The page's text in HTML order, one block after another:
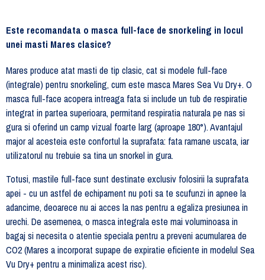
Este recomandata o masca full-face de snorkeling in locul
unei masti Mares clasice?
Mares produce atat masti de tip clasic, cat si modele full-face
(integrale) pentru snorkeling, cum este masca Mares Sea Vu Dry+. O
masca full-face acopera intreaga fata si include un tub de respiratie
integrat in partea superioara, permitand respiratia naturala pe nas si
gura si oferind un camp vizual foarte larg (aproape 180°). Avantajul
major al acesteia este confortul la suprafata: fata ramane uscata, iar
utilizatorul nu trebuie sa tina un snorkel in gura.
Totusi, mastile full-face sunt destinate exclusiv folosirii la suprafata
apei - cu un astfel de echipament nu poti sa te scufunzi in apnee la
adancime, deoarece nu ai acces la nas pentru a egaliza presiunea in
urechi. De asemenea, o masca integrala este mai voluminoasa in
bagaj si necesita o atentie speciala pentru a preveni acumularea de
CO2 (Mares a incorporat supape de expiratie eficiente in modelul Sea
Vu Dry+ pentru a minimaliza acest risc).